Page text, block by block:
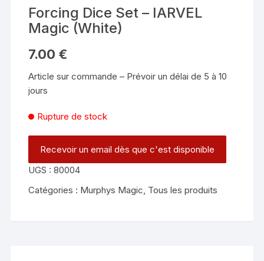
Forcing Dice Set – IARVEL
Magic (White)
7.00 €
Article sur commande – Prévoir un délai de 5 à 10
jours
Rupture de stock
UGS :80004
Catégories : Murphys Magic, Tous les produits